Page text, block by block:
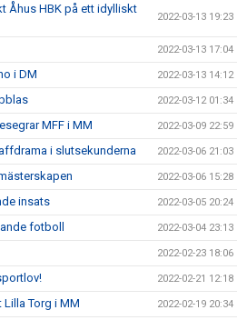
Åhus HBK på ett idylliskt
2022-03-13 19:23
2022-03-13 17:04
i DM 2022-03-13 14:12
2022-03-12 01:34
MFF i MM 2022-03-09 22:59
i slutsekunderna 2022-03-06 21:03
2022-03-06 15:28
insats 2022-03-05 20:24
fotboll 2022-03-04 23:13
2022-02-23 18:06
2022-02-21 12:18
Torg i MM 2022-02-19 20:34